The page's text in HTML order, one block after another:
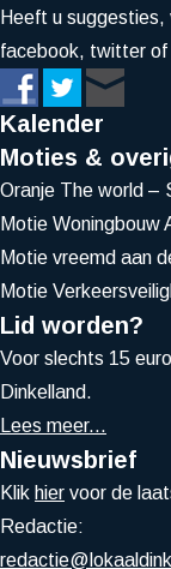
Heeft u
facebook, twitter of
Kalender
Moties &
Oranje The world –
Motie Woningbouw
Motie vreemd aan
Motie
Lid worden?
Voor slechts 15
Dinkelland.
Lees meer...
Nieuwsbrief
Klik hier voor de
Redactie: